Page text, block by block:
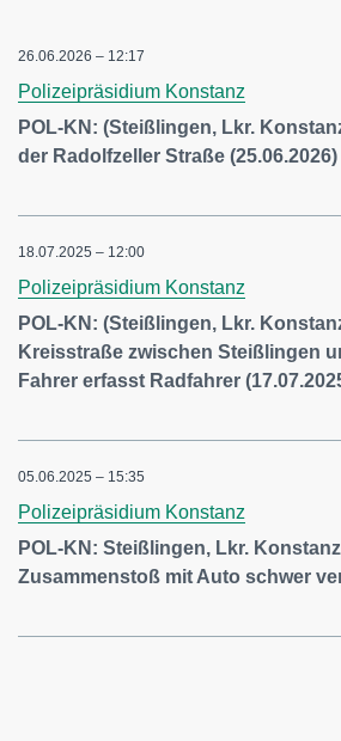
26.06.2026 – 12:17
Polizeipräsidium Konstanz
POL-KN: (Steißlingen, Lkr.
der Radolfzeller Straße (25.06.2026)
18.07.2025 – 12:00
Polizeipräsidium Konstanz
POL-KN: (Steißlingen, Lkr.
Kreisstraße zwischen Steißlingen
Fahrer erfasst Radfahrer
05.06.2025 – 15:35
Polizeipräsidium Konstanz
POL-KN: Steißlingen, Lkr.
Zusammenstoß mit Auto schwer